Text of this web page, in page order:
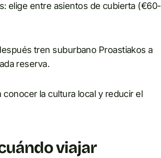
elige entre asientos de cubierta (€60-
tren suburbano Proastiakos a
reserva.
la cultura local y reducir el
viajar